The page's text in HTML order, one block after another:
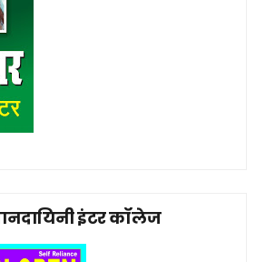
इंटर कॉलेज